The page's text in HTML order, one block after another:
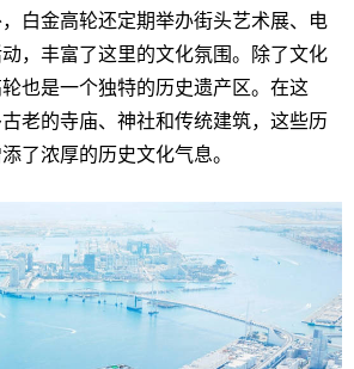
白金高轮还定期举办街头艺术展、电
，丰富了这里的文化氛围。除了文化
也是一个独特的历史遗产区。在这
老的寺庙、神社和传统建筑，这些历
了浓厚的历史文化气息。